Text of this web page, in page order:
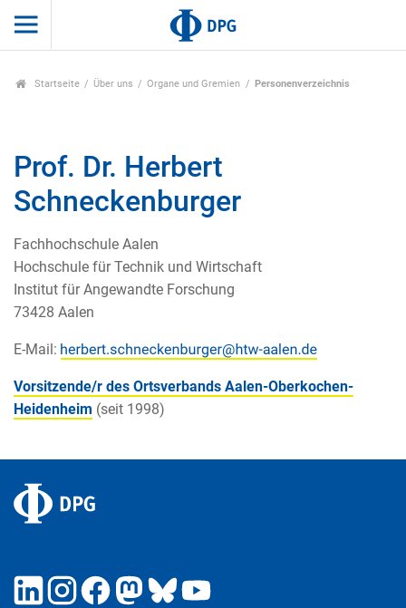
Startseite Über uns Organe und Gremien Personenverzeichnis
Prof. Dr. Herbert
Schneckenburger
Fachhochschule Aalen
Hochschule für Technik und Wirtschaft
Institut für Angewandte Forschung
73428 Aalen
E-Mail:
Vorsitzende/r des Ortsverbands Aalen-Oberkochen-
Heidenheim (seit 1998)